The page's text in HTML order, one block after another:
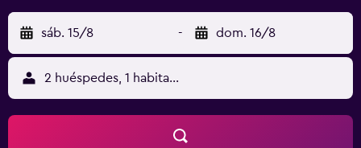
huéspedes pueden navegar por la web gracias a nuestro
acceso a Internet wifi gratis. Los servicios para las
personas de negocios incluyen escritorio y teléfono. Se
ofrece servicio de limpieza todos los días y es posible
solicitar tabla de planchar con plancha. Se pueden
practicar las actividades de ocio y esparcimiento que se
indican más abajo en las instalaciones o cerca del
sáb. 15/8 - dom. 16/8
2 huéspedes, 1 habitación